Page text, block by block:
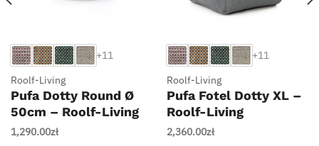
+11
Roolf-Living
Pufa Dotty Round Ø
50cm – Roolf-Living
1,290.00zł
+11
Roolf-Living
Pufa Fotel Dotty XL –
Roolf-Living
2,360.00zł